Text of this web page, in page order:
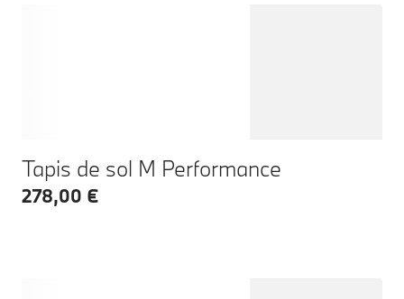
Tapis de sol M Performance
278,00 €